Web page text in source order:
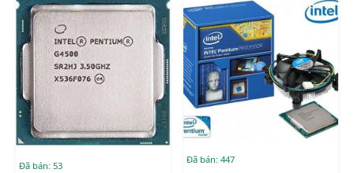
Đã bán: 53 Đã bán: 447